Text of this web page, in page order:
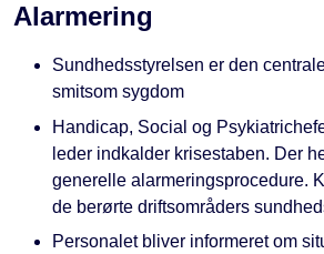
Alarmering
Sundhedsstyrelsen er den
smitsom sygdom
Handicap, Social og
leder indkalder krisestaben. Der
generelle alarmeringsprocedure.
de berørte driftsområders
Personalet bliver informeret om